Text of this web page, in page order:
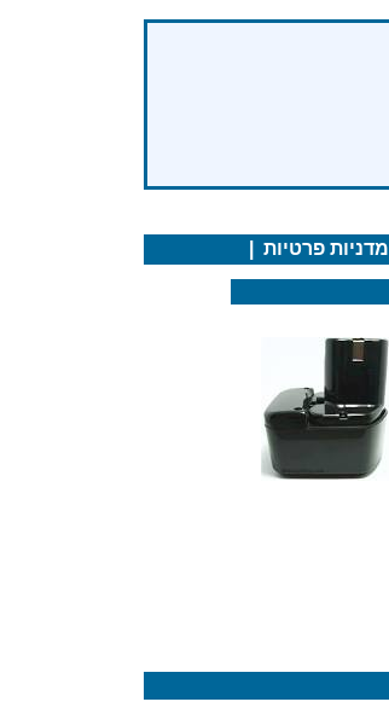
מדניות פרטיות